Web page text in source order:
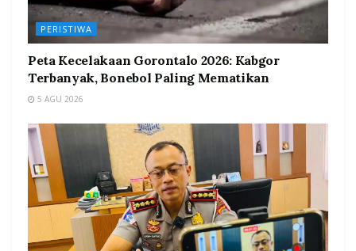
PERISTIWA
Peta Kecelakaan Gorontalo 2026: Kabgor
Terbanyak, Bonebol Paling Mematikan
5 AGU 2026